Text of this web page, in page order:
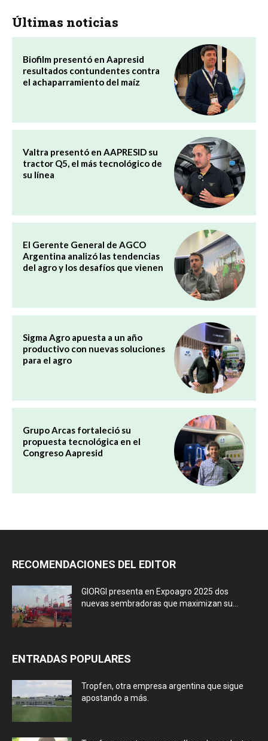
Últimas noticias
Biofilm presentó en Aapresid
resultados contundentes contra
el achaparramiento del maíz
Valtra presentó en AAPRESID su
tractor Q5, el más tecnológico de
su línea
El Gerente General de AGCO
Argentina analizó las tendencias
del agro y los desafíos que vienen
Sigma Agro apuesta a un año
productivo con nuevas soluciones
para el agro
Grupo Arcas fortaleció su
propuesta tecnológica en el
Congreso Aapresid
RECOMENDACIONES DEL EDITOR
GIORGI presenta en Expoagro 2025 dos
nuevas sembradoras que maximizan su...
ENTRADAS POPULARES
Tropfen, otra empresa argentina que sigue
apostando a más.